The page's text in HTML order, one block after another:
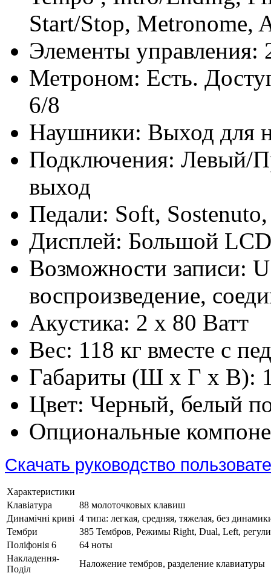
Start/Stop, Metronome,
Элементы управления:
Метроном: Есть.
6/8
Наушники: Выход для
Подключения: Левый/
выход
Педали: Soft,
Дисплей: Большой LCD
Возможности записи:
воспроизведение,
Акустика: 2 х 80 Ватт
Вес: 118 кг вместе с
Габариты (Ш x Г x В):
Цвет: Черный, белый
Опциональные
Скачать руководство
Характеристики
Клавіатура
88 молоточковых клавиш
Динамічні криві 4 типа: легкая, средняя, тяжелая, без
Тембри
385 Тембров, Режимы Right, Dual, Left,
Поліфонія 6
64 ноты
Накладення-
Поділ
Наложение тембров, разделение клавиатуры